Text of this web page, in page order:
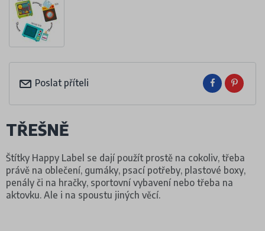
Poslat příteli
TŘEŠNĚ
Štítky Happy Label se dají použít prostě na cokoliv, třeba
právě na oblečení, gumáky, psací potřeby, plastové boxy,
penály či na hračky, sportovní vybavení nebo třeba na
aktovku. Ale i na spoustu jiných věcí.